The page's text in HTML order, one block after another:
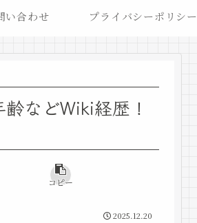
い合わせ プライバシーポリシー
などWiki経歴！
コピー
2025.12.20